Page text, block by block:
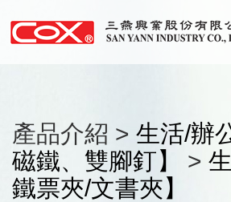
產品介紹 > 生活/辦
磁鐵、雙腳釘】
>
鐵票夾/文書夾】